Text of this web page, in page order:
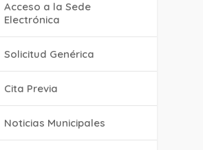
Acceso a la Sede
Electrónica
Solicitud Genérica
Cita Previa
‎Noticias Municipales